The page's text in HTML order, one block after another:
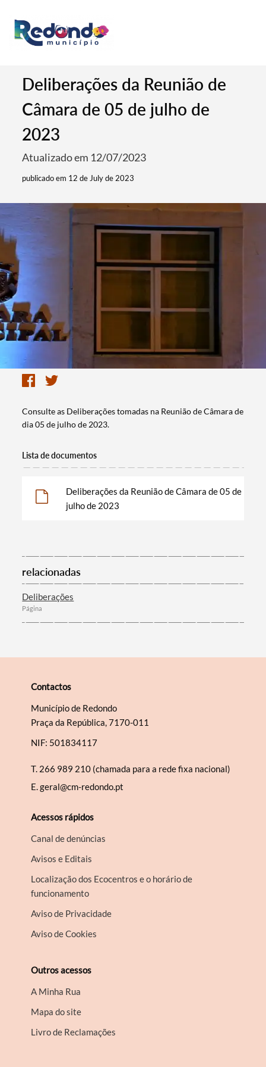
Categorias gerais
Deliberações da Reunião de
Câmara de 05 de julho de
2023
Atualizado em 12/07/2023
publicado em 12 de July de 2023
Consulte as Deliberações tomadas na Reunião de Câmara de
dia 05 de julho de 2023.
Lista de documentos
Deliberações da Reunião de Câmara de 05 de
julho de 2023
relacionadas
Deliberações
Página
Contactos
Município de Redondo
Praça da República, 7170-011
NIF: 501834117
T. 266 989 210 (chamada para a rede fixa nacional)
E.geral@cm-redondo.pt
Acessos rápidos
Canal de denúncias
Avisos e Editais
Localização dos Ecocentros e o horário de
funcionamento
Aviso de Privacidade
Aviso de Cookies
Outros acessos
A Minha Rua
Mapa do site
Livro de Reclamações